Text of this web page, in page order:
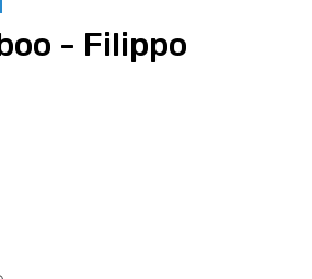
- Filippo